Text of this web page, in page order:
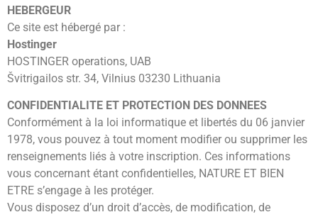
HEBERGEUR
Ce site est hébergé par :
Hostinger
HOSTINGER operations, UAB
Švitrigailos str. 34, Vilnius 03230 Lithuania
CONFIDENTIALITE ET PROTECTION DES DONNEES
Conformément à la loi informatique et libertés du 06 janvier
1978, vous pouvez à tout moment modifier ou supprimer les
renseignements liés à votre inscription. Ces informations
vous concernant étant confidentielles, NATURE ET BIEN
ETRE s’engage à les protéger.
Vous disposez d’un droit d’accès, de modification, de